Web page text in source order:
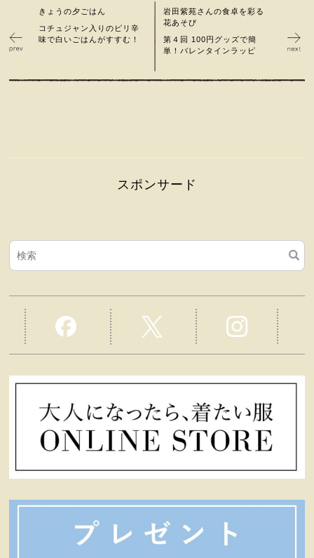
きょうの夕ごはん
コチュジャン入りのピリ辛
味で白いごはんがすすむ！
岩田紫苑さんの食卓を彩る
花あそび
第４回 100円グッズで簡
単！バレンタインラッピ
スポンサード